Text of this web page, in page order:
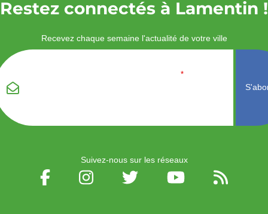
Restez connectés à Lamentin !
Recevez chaque semaine l'actualité de votre ville
*
Suivez-nous sur les réseaux